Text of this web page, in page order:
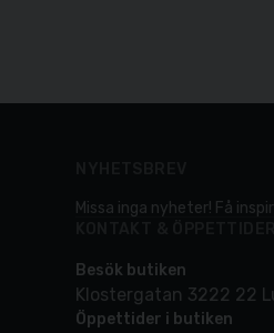
Missa inga nyheter! Få
Besök butiken
Klostergatan 3222 22
Öppettider i butiken